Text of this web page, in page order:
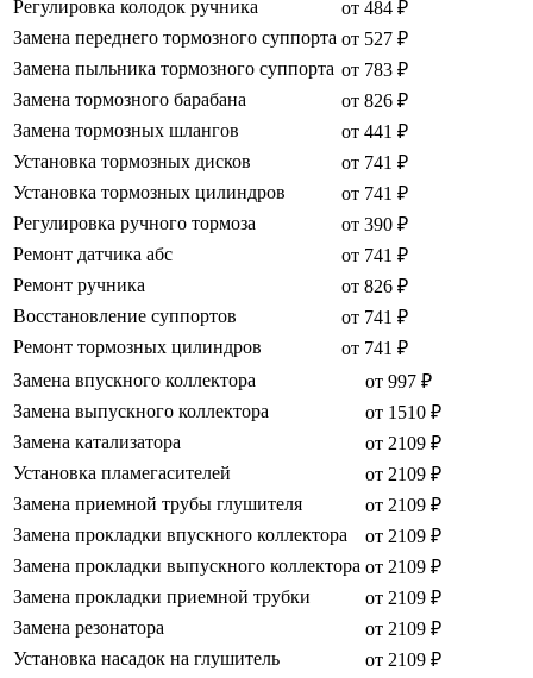
Регулировка колодок ручника
от 484 ₽
Замена переднего тормозного суппорта от 527 ₽
Замена пыльника тормозного суппорта от 783 ₽
Замена тормозного барабана
от 826 ₽
Замена тормозных шлангов
от 441 ₽
Установка тормозных дисков
от 741 ₽
Установка тормозных цилиндров
от 741 ₽
Регулировка ручного тормоза
от 390 ₽
Ремонт датчика абс
от 741 ₽
Ремонт ручника
от 826 ₽
Восстановление суппортов
от 741 ₽
Ремонт тормозных цилиндров
от 741 ₽
Замена впускного коллектора
от 997 ₽
Замена выпускного коллектора
от 1510 ₽
Замена катализатора
от 2109 ₽
Установка пламегасителей
от 2109 ₽
Замена приемной трубы глушителя
от 2109 ₽
Замена прокладки впускного коллектора
от 2109 ₽
Замена прокладки выпускного коллектора от 2109 ₽
Замена прокладки приемной трубки
от 2109 ₽
Замена резонатора
от 2109 ₽
Установка насадок на глушитель
от 2109 ₽